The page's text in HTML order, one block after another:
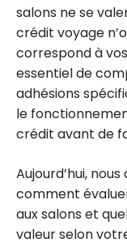
salons ne se
crédit voyage
correspond à
essentiel de
adhésions
le
crédit avant de
Aujourd’hui,
comment
aux salons et
valeur selon